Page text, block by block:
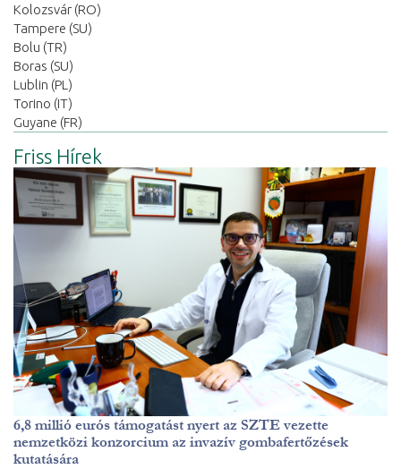
Kolozsvár (RO)
Tampere (SU)
Bolu (TR)
Boras (SU)
Lublin (PL)
Torino (IT)
Guyane (FR)
Friss Hírek
6,8 millió eurós támogatást nyert az SZTE vezette
nemzetközi konzorcium az invazív gombafertőzések
kutatására